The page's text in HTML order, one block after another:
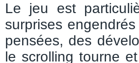
Le jeu est
surprises
pensées, des
le scrolling tourne